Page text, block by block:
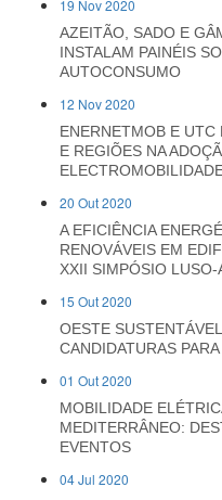
19 Nov 2020
AZEITÃO, SADO E
INSTALAM PAINÉIS
AUTOCONSUMO
12 Nov 2020
ENERNETMOB E UTC
E REGIÕES NA
20 Out 2020
A EFICIÊNCIA
RENOVÁVEIS EM
XXII SIMPÓSIO
15 Out 2020
OESTE
CANDIDATURAS
01 Out 2020
MOBILIDADE
MEDITERRÂNEO:
EVENTOS
04 Jul 2020